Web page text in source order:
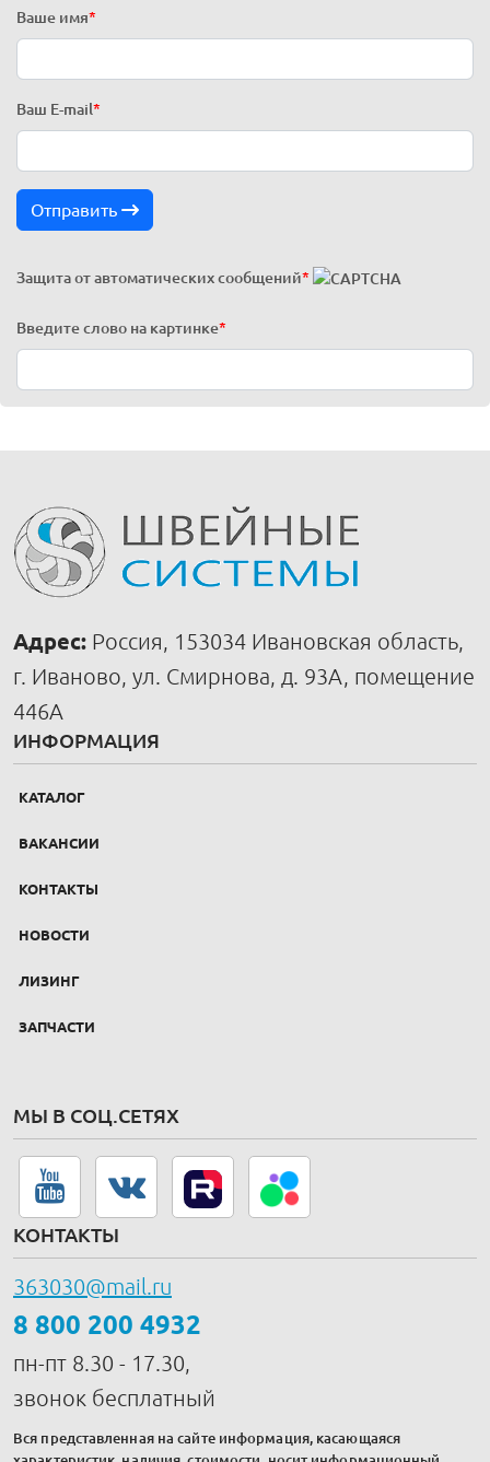
Ваше имя*
Ваш E-mail *
Отправить
Защита от автоматических сообщений*
Введите слово на картинке*
Адрес: Россия, 153034 Ивановская область,
г. Иваново, ул. Смирнова, д. 93А, помещение
446А
ИНФОРМАЦИЯ
КАТАЛОГ
ВАКАНСИИ
КОНТАКТЫ
НОВОСТИ
ЛИЗИНГ
ЗАПЧАСТИ
МЫ В СОЦ.СЕТЯХ
КОНТАКТЫ
363030@mail.ru
8 800 200 4932
пн-пт 8.30 - 17.30,
звонок бесплатный
Вся представленная на сайте информация, касающаяся